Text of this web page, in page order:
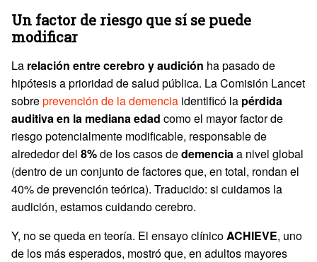
Un factor de riesgo que sí se puede
modificar
La relación entre cerebro y audición ha pasado de
hipótesis a prioridad de salud pública. La Comisión Lancet
sobreprevención de la demencia identificó la pérdida
auditiva en la mediana edad como el mayor factor de
riesgo potencialmente modificable, responsable de
alrededor del 8%de los casos dedemenciaa nivel global
(dentro de un conjunto de factores que, en total, rondan el
40% de prevención teórica). Traducido: si cuidamos la
audición, estamos cuidando cerebro.
Y, no se queda en teoría. El ensayo clínicoACHIEVE, uno
de los más esperados, mostró que, en adultos mayores